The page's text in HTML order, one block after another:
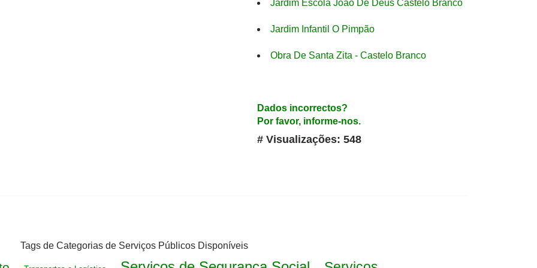
Jardim Escola João De Deus Castelo Branco
Jardim Infantil O Pimpão
Obra De Santa Zita - Castelo Branco
Dados incorrectos?
Por favor, informe-nos.
# Visualizações: 548
Tags de Categorias de Serviços Públicos Disponíveis